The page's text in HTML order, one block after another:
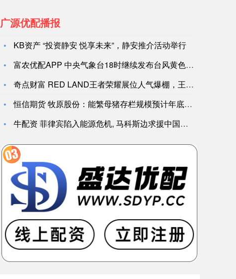
深证成指涨2.01%，现报14393.720点；上证指数涨0.71%，现报3928.044点；创业板指涨2.78%，现报3613.465点。
深证成指涨2.01%，现报14393.720点；上证指数涨0.71%，
广源优配播报
KB资产 “投资静安 悦享未来”，静安推介活动举行
富农优配APP 中央气象台18时继续发布台风黄色预警
奇点财富 RED LAND王者荣耀展位人气爆棚，王者家族“孙
恒信期货 牧原股份：能繁母猪存栏规模预计年底将调减至330万
牛配资 菲律宾陷入能源危机, 马科斯边求援中国边挑衅, 中方